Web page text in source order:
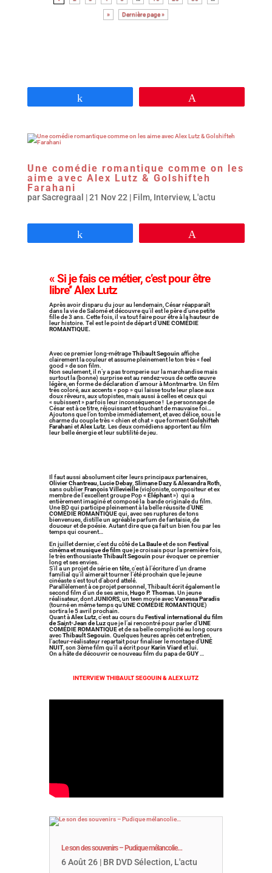
» Dernière page »
Une comédie romantique comme on les
aime avec Alex Lutz & Golshifteh
Farahani
parSacregraal |21 Nov 22| Film, Interview, L'actu
« Si je fais ce métier, c’est pour être
libre’’ Alex Lutz
Après avoir disparu du jour au lendemain, César réapparaît
dans la vie de Salomé et découvre qu’il est le père d’une petite
fille de 3 ans. Cette fois, il va tout faire pour être à la hauteur de
leur histoire. Tel est le point de départ d’UNE COMÉDIE
ROMANTIQUE.
Avec ce premier long-métrageThibault Segouin affiche
clairement la couleur et assume pleinement le ton très « feel
good » de son film.
Non seulement, il n’y a pas tromperie sur la marchandise mais
surtout la (bonne) surprise est au rendez-vous de cette œuvre
légère, en forme de déclaration d’amour à Montmartre. Un film
très coloré, aux accents « pop » qui laisse toute leur place aux
doux rêveurs, aux utopistes, mais aussi à celles et ceux qui
« subissent » parfois leur inconséquence ! Le personnage de
César est à ce titre, réjouissant et touchant de mauvaise foi…
Ajoutons que l’on tombe immédiatement, et avec délice, sous le
charme du couple très « chien et chat » que formentGolshifteh
Farahani etAlex Lutz. Les deux comédiens apportent au film
leur belle énergie et leur subtilité de jeu.
Il faut aussi absolument citer leurs principaux partenaires,
Olivier Chantreau, Lucie Debay,Slimane Dazy&Alexandra Roth,
sans oublier François Villevieille(violoniste, compositeur et ex
membre de l’excellent groupe Pop « Éléphant») qui a
entièrement imaginé et composé la bande originale du film.
Une BO qui participe pleinement à la belle réussite d’UNE
COMÉDIE ROMANTIQUEqui, avec ses ruptures de tons
bienvenues, distille un agréable parfum de fantaisie, de
douceur et de poésie. Autant dire que ça fait un bien fou par les
temps qui courent…
En juillet dernier, c’est du côté de La Bauleet de son Festival
cinéma et musique de filmque je croisais pour la première fois,
le très enthousiasteThibault Segouin pour évoquer ce premier
long et ses envies.
S’il a un projet de série en tête, c’est à l’écriture d’un drame
familial qu’il aimerait tourner l’été prochain que le jeune
cinéaste s’est tout d’abord attelé.
Parallèlement à ce projet personnel, Thibault écrit également le
second film d’un de ses amis, Hugo P. Thomas. Un jeune
réalisateur, dontJUNIORS, un teen movie avecVanessa Paradis
(tourné en même temps qu’UNE COMÉDIE ROMANTIQUE)
sortira le 5 avril prochain.
Quant àAlex Lutz, c’est au cours du Festival international du film
de Saint-Jean de Luzque je l’ai rencontré pour parler d’UNE
COMÉDIE ROMANTIQUEet de sa belle complicité au long cours
avecThibault Segouin. Quelques heures après cet entretien,
l’acteur-réalisateur repartait pour finaliser le montage d’UNE
NUIT, son 3ème film qu’il a écrit pour Karin Viard et lui.
On a hâte de découvrir ce nouveau film du papa deGUY…
INTERVIEW THIBAULT SEGOUIN & ALEX LUTZ
Le son des souvenirs – Pudique mélancolie…
6 Août 26| BR DVD Sélection, L'actu